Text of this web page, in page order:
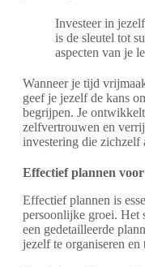
Investeer in
is de sleutel tot
aspecten van je
Wanneer je tijd
geef je jezelf de kans
begrijpen. Je
zelfvertrouwen en
investering die zichzelf
Effectief plannen
Effectief plannen is
persoonlijke groei. Het
een gedetailleerde
jezelf te organiseren